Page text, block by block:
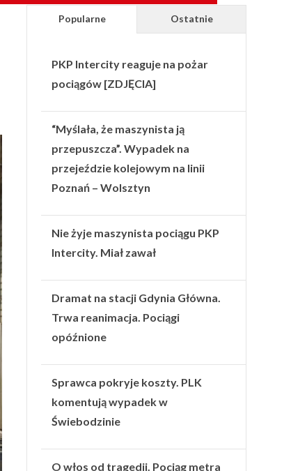
Popularne Ostatnie
PKP Intercity reaguje na pożar
pociągów [ZDJĘCIA]
“Myślała, że maszynista ją
przepuszcza”. Wypadek na
przejeździe kolejowym na linii
Poznań – Wolsztyn
Nie żyje maszynista pociągu PKP
Intercity. Miał zawał
Dramat na stacji Gdynia Główna.
Trwa reanimacja. Pociągi
opóźnione
Sprawca pokryje koszty. PLK
komentują wypadek w
Świebodzinie
O włos od tragedii. Pociąg metra